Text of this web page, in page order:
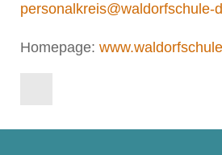
personalkreis@waldorfschule-
Homepage: